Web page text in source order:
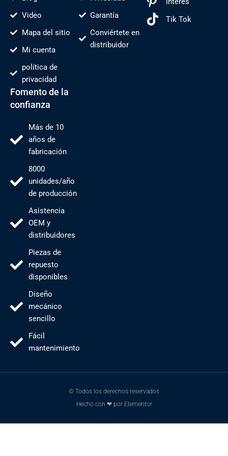
Video
Mapa del sitio
Mi cuenta
política de
privacidad
Garantía
Conviértete en
distribuidor
Tik Tok
Fomento de la
confianza
Más de 10
años de
fabricación
8000
unidades/año
de producción
Asistencia
OEM y
distribuidores
Piezas de
repuesto
disponibles
Diseño
mecánico
sencillo
Fácil
mantenimiento
© Todos los derechos reservados
Hecho con ❤ por Elementor